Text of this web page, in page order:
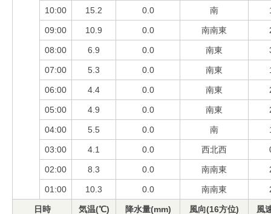
10:00 15.2 0.0 南
09:00 10.9 0.0 南南東
08:00 6.9 0.0 南東
07:00 5.3 0.0 南東
06:00 4.4 0.0 南東
05:00 4.9 0.0 南東
04:00 5.5 0.0 南
03:00 4.1 0.0 西北西
02:00 8.3 0.0 南南東
01:00 10.3 0.0 南南東
日時 気温(℃) 降水量(mm) 風向(16方位) 風